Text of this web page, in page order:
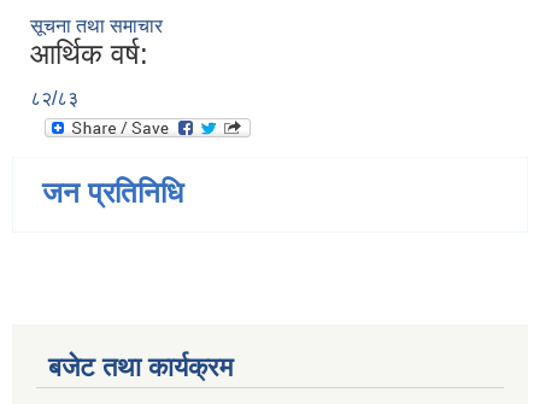
सूचना तथा समाचार
आर्थिक वर्ष:
८२/८३
जन प्रतिनिधि
बजेट तथा कार्यक्रम